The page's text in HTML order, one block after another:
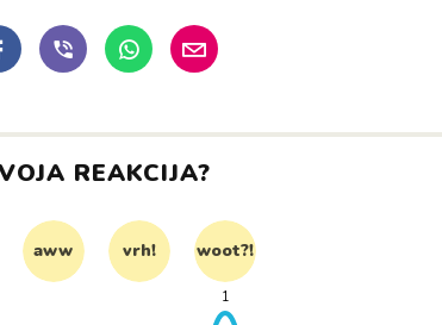
REAKCIJA?
aww vrh! woot?!
1